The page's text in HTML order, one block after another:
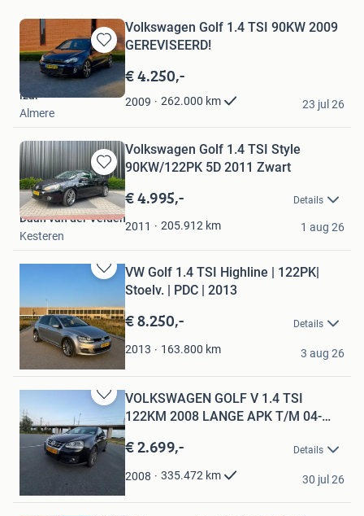
Bewaren
in
Mijn
Favorieten
Volkswagen Golf 1.4 TSI 90KW 2009
GEREVISEERD!
€ 4.250,-
2009 262.000 km
izar
Almere
23 jul 26
Bewaren
in
Mijn
Favorieten
Volkswagen Golf 1.4 TSI Style
90KW/122PK 5D 2011 Zwart
€ 4.995,- Details
2011 205.912 km
Daan van der Velden
Kesteren
1 aug 26
Bewaren
Mijn
Favorieten
VW Golf 1.4 TSI Highline | 122PK|
Stoelv. | PDC | 2013
€ 8.250,- Details
2013 163.800 km
Izah Bloemhof
3 aug 26
Bewaren
in
Mijn
Favorieten
VOLKSWAGEN GOLF V 1.4 TSI
122KM 2008 LANGE APK T/M 04-
€ 2.699,- Details
2008 335.472 km
Ridderkerk
30 jul 26